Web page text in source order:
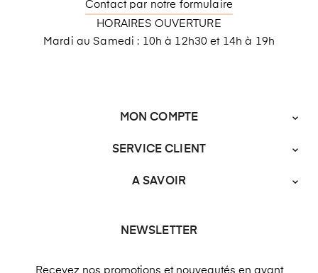
Contact par notre formulaire
HORAIRES OUVERTURE
Mardi au Samedi : 10h à 12h30 et 14h à 19h
MON COMPTE 
SERVICE CLIENT 
A SAVOIR 
NEWSLETTER
Recevez nos promotions et nouveautés en avant